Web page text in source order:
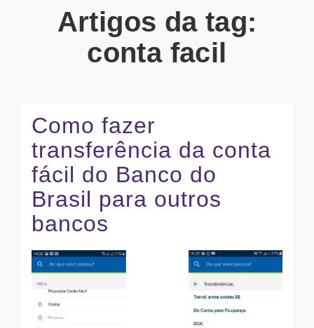
Artigos da tag:
conta facil
Como fazer
transferência da conta
fácil do Banco do
Brasil para outros
bancos